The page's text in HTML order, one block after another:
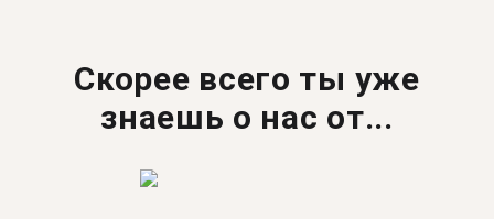
Скорее всего ты уже
знаешь о нас от...